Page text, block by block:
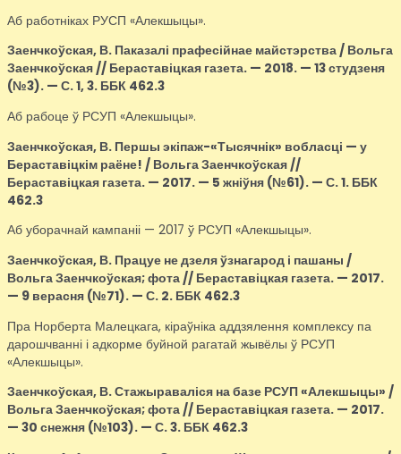
Аб работніках РУСП «Алекшыцы».
Заенчкоўская, В. Паказалі прафесійнае майстэрства / Вольга
Заенчкоўская // Бераставіцкая газета. — 2018. — 13 студзеня
(№3). — С. 1, 3. ББК 462.3
Аб рабоце ў РСУП «Алекшыцы».
Заенчкоўская, В. Першы экіпаж-«Тысячнік» вобласці — у
Бераставіцкім раёне! / Вольга Заенчкоўская //
Бераставіцкая газета. — 2017. — 5 жніўня (№61). — С. 1. ББК
462.3
Аб уборачнай кампаніі — 2017 ў РСУП «Алекшыцы».
Заенчкоўская, В. Працуе не дзеля ўзнагарод і пашаны /
Вольга Заенчкоўская; фота // Бераставіцкая газета. — 2017.
— 9 верасня (№71). — С. 2. ББК 462.3
Пра Норберта Малецкага, кіраўніка аддзялення комплексу па
дарошчванні і адкорме буйной рагатай жывёлы ў РСУП
«Алекшыцы».
Заенчкоўская, В.Стажыраваліся на базе РСУП «Алекшыцы» /
Вольга Заенчкоўская; фота // Бераставіцкая газета. — 2017.
— 30 снежня (№103). — С. 3. ББК 462.3